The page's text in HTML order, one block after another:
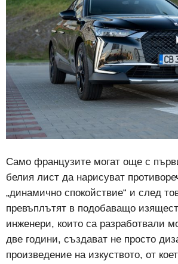
Само французите могат още с
белия лист да нарисуват
„динамично спокойствие“ и след
превъплътят в подобаващо
инженери, които са разработвали
две години, създават не просто
произведение на изкуството, от